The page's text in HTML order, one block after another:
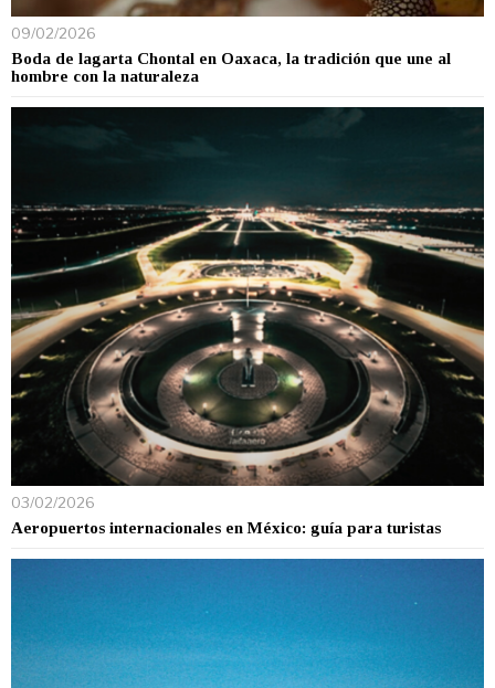
09/02/2026
Boda de lagarta Chontal en Oaxaca, la tradición que une al
hombre con la naturaleza
03/02/2026
Aeropuertos internacionales en México: guía para turistas